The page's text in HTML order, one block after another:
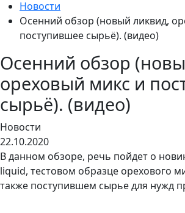
Новости
Осенний обзор (новый ликвид,
поступившее сырьё). (видео)
Осенний обзор
ореховый микс и
сырьё). (видео)
Новости
22.10.2020
В данном обзоре, речь пойдет о
liquid, тестовом образце орехового
также поступившем сырье для нужд